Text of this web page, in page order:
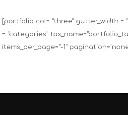
[portfolio col= "three" gutter_width =
= "categories"
items_per_page="-1"